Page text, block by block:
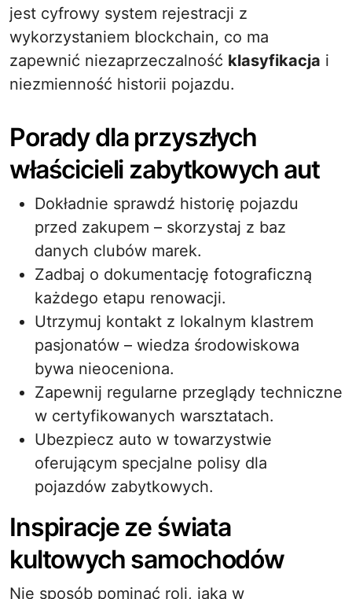
jest cyfrowy system rejestracji z
wykorzystaniem blockchain, co ma
zapewnić niezaprzeczalność klasyfikacja i
niezmienność historii pojazdu.
Porady dla przyszłych
właścicieli zabytkowych aut
Dokładnie sprawdź historię pojazdu
przed zakupem – skorzystaj z baz
danych clubów marek.
Zadbaj o dokumentację fotograficzną
każdego etapu renowacji.
Utrzymuj kontakt z lokalnym klastrem
pasjonatów – wiedza środowiskowa
bywa nieoceniona.
Zapewnij regularne przeglądy techniczne
w certyfikowanych warsztatach.
Ubezpiecz auto w towarzystwie
oferującym specjalne polisy dla
pojazdów zabytkowych.
Inspiracje ze świata
kultowych samochodów
Nie sposób pominąć roli, jaką w